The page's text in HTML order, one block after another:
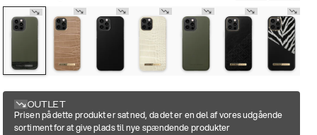
OUTLET
Prisen på dette produkt er sat ned, da det er en del af vores udgående
sortiment for at give plads til nye spændende produkter